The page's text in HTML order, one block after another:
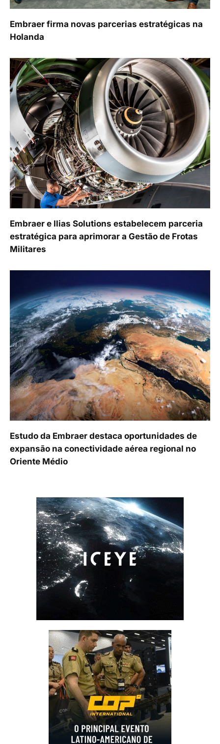
Embraer firma novas parcerias estratégicas na
Holanda
Embraer e Ilias Solutions estabelecem parceria
estratégica para aprimorar a Gestão de Frotas
Militares
Estudo da Embraer destaca oportunidades de
expansão na conectividade aérea regional no
Oriente Médio